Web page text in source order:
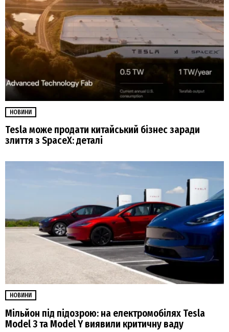
НОВИНИ
Tesla може продати китайський бізнес заради
злиття з SpaceX: деталі
НОВИНИ
Мільйон під підозрою: на електромобілях Tesla
Model 3 та Model Y виявили критичну ваду